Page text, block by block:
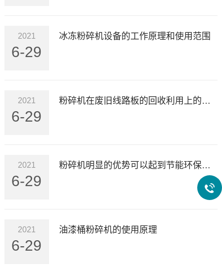
2021
6-29
冰冻粉碎机设备的工作原理和使用范围
2021
6-29
粉碎机在废旧线路板的回收利用上的使用
2021
6-29
粉碎机明显的优势可以起到节能环保作用
2021
6-29
油漆桶粉碎机的使用原理